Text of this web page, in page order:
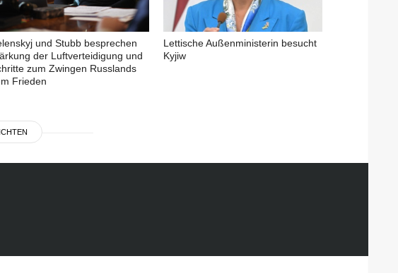
und Stubb besprechen
der Luftverteidigung und
zum Zwingen Russlands
Frieden
Lettische Außenministerin besucht
Kyjiw